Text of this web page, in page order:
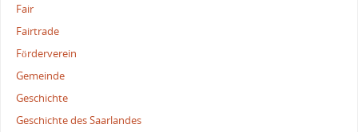
Fair
Fairtrade
Förderverein
Gemeinde
Geschichte
Geschichte des Saarlandes